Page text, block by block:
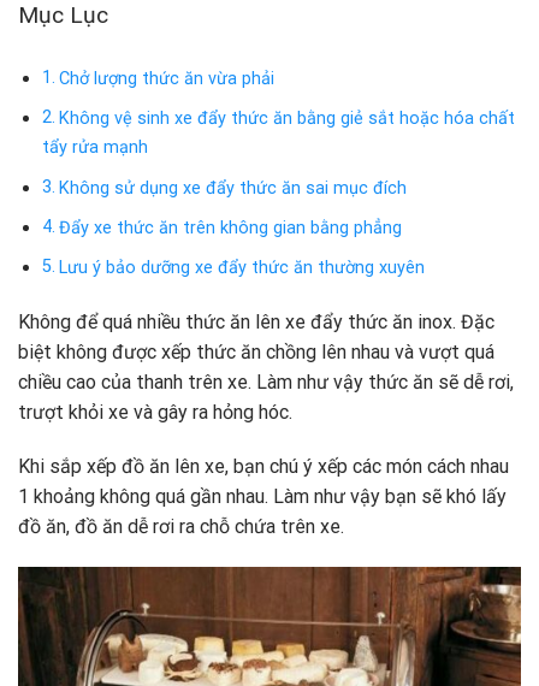
Mục Lục
Chở lượng thức ăn vừa phải
Không vệ sinh xe đẩy thức ăn bằng giẻ sắt hoặc hóa chất
tẩy rửa mạnh
Không sử dụng xe đẩy thức ăn sai mục đích
Đẩy xe thức ăn trên không gian bằng phẳng
Lưu ý bảo dưỡng xe đẩy thức ăn thường xuyên
Không để quá nhiều thức ăn lên xe đẩy thức ăn inox. Đặc
biệt không được xếp thức ăn chồng lên nhau và vượt quá
chiều cao của thanh trên xe. Làm như vậy thức ăn sẽ dễ rơi,
trượt khỏi xe và gây ra hỏng hóc.
Khi sắp xếp đồ ăn lên xe, bạn chú ý xếp các món cách nhau
1 khoảng không quá gần nhau. Làm như vậy bạn sẽ khó lấy
đồ ăn, đồ ăn dễ rơi ra chỗ chứa trên xe.